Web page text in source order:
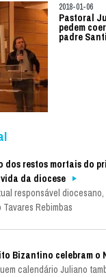
2018-01-06
Pastoral
pedem
padre
restos mortais do
da diocese
responsável
Rebimbas
Bizantino celebram o
calendário Juliano